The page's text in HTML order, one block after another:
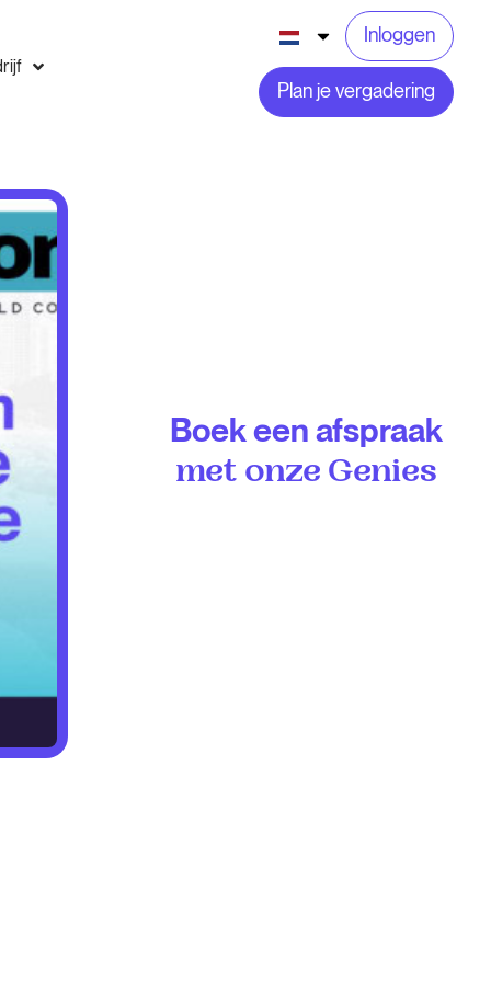
Inloggen
Plan je vergadering
Boek een afspraak
met onze Genies